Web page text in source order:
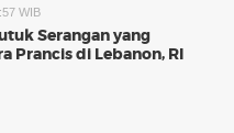
WIB
Serangan yang
Prancis di Lebanon, RI